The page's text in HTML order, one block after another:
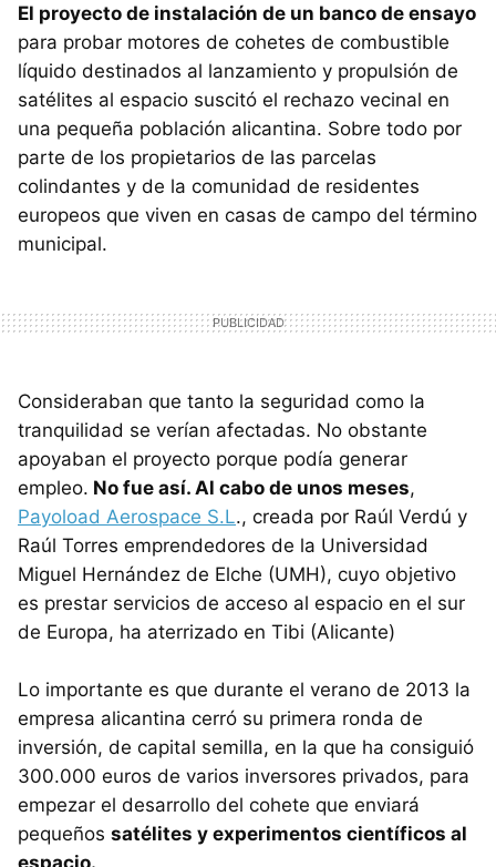
El proyecto de instalación de un banco de ensayo
para probar motores de cohetes de combustible
líquido destinados al lanzamiento y propulsión de
satélites al espacio suscitó el rechazo vecinal en
una pequeña población alicantina. Sobre todo por
parte de los propietarios de las parcelas
colindantes y de la comunidad de residentes
europeos que viven en casas de campo del término
municipal.
Consideraban que tanto la seguridad como la
tranquilidad se verían afectadas. No obstante
apoyaban el proyecto porque podía generar
empleo. No fue así. Al cabo de unos meses,
Payoload Aerospace S.L., creada por Raúl Verdú y
Raúl Torres emprendedores de la Universidad
Miguel Hernández de Elche (UMH), cuyo objetivo
es prestar servicios de acceso al espacio en el sur
de Europa, ha aterrizado en Tibi (Alicante)
Lo importante es que durante el verano de 2013 la
empresa alicantina cerró su primera ronda de
inversión, de capital semilla, en la que ha consiguió
300.000 euros de varios inversores privados, para
empezar el desarrollo del cohete que enviará
pequeños satélites y experimentos científicos al
espacio.